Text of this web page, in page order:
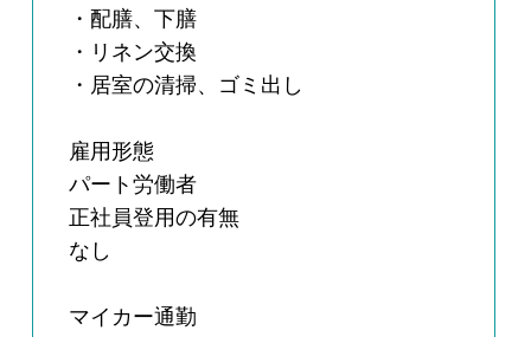
・配膳、下膳
・リネン交換
・居室の清掃、ゴミ出し
雇用形態
パート労働者
正社員登用の有無
なし
マイカー通勤